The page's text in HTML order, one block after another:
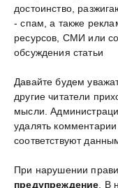
достоинство,
- спам, а также
ресурсов, СМИ или
обсуждения статьи
Давайте будем
другие читатели
мысли.
удалять
соответствуют
При нарушении
предупреждение . В